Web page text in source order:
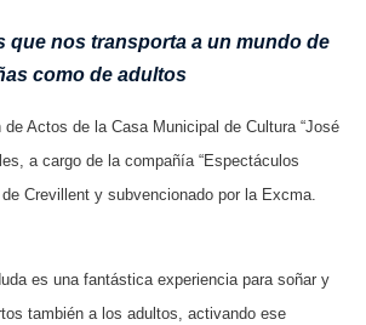
que nos transporta a un mundo de
como de adultos
Actos de la Casa Municipal de Cultura “José
a cargo de la compañía “Espectáculos
Crevillent y subvencionado por la Excma.
es una fantástica experiencia para soñar y
también a los adultos, activando ese